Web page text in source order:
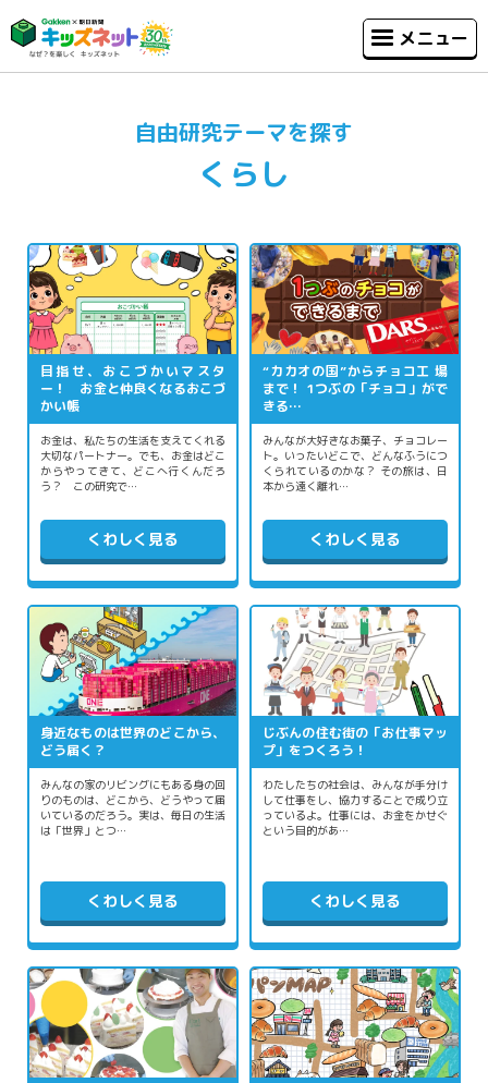
メニュー
自由研究テーマを探す
くらし
目指せ、おこづかいマスタ
ー！ お金と仲良くなるおこづ
かい帳
お金は、私たちの生活を支えてくれる
大切なパートナー。でも、お金はどこ
からやってきて、どこへ行くんだろ
う？ この研究で…
くわしく見る
“カカオの国”からチョコ工 場
まで！ 1つぶの「チョコ」がで
きる…
みんなが大好きなお菓子、チョコレー
ト。いったいどこで、どんなふうにつ
くられているのかな？ その旅は、日
本から遠く離れ…
くわしく見る
身近なものは世界のどこから、
どう届く？
みんなの家のリビングにもある身の回
りのものは、どこから、どうやって届
いているのだろう。実は、毎日の生活
は「世界」とつ…
くわしく見る
じぶんの住む街の「お仕事マッ
プ」をつくろう！
わたしたちの社会は、みんなが手分け
して仕事をし、協力することで成り立
っているよ。仕事には、お金をかせぐ
という目的があ…
くわしく見る